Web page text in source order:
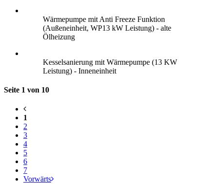
Wärmepumpe mit Anti Freeze Funktion
(Außeneinheit, WP13 kW Leistung) - alte
Ölheizung
Kesselsanierung mit Wärmepumpe (13 KW
Leistung) - Inneneinheit
Seite 1 von 10
1
2
3
4
5
6
7
Vorwärts